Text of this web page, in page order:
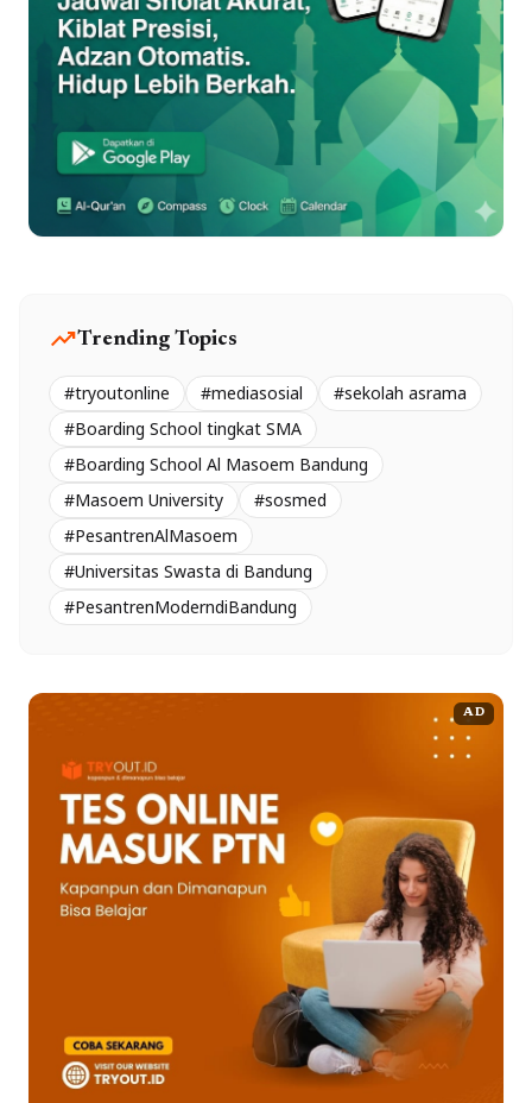
trending_upTrending Topics
#tryoutonline #mediasosial
#sekolah asrama
#Boarding School tingkat SMA
#Boarding School Al Masoem Bandung
#Masoem University
#sosmed
#PesantrenAlMasoem
#Universitas Swasta di Bandung
#PesantrenModerndiBandung
AD